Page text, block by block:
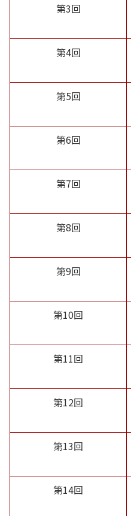
第3回
第4回
第5回
第6回
第7回
第8回
第9回
第10回
第11回
第12回
第13回
第14回